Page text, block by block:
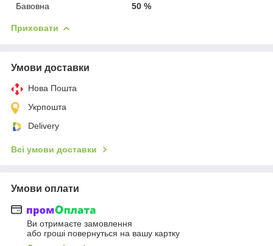
Бавовна
50 %
Приховати
Умови доставки
Нова Пошта
Укрпошта
Delivery
Всі умови доставки
Умови оплати
Ви отримаєте замовлення
або гроші повернуться на вашу картку